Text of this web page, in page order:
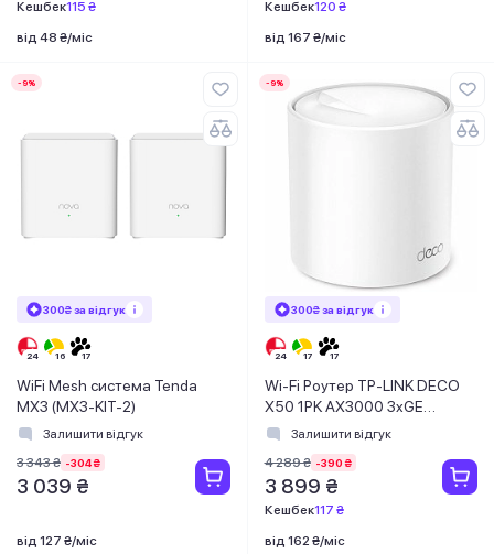
Кешбек115 ₴
від 48 ₴/міс
Кешбек120 ₴
від 167 ₴/міс
-9%
300₴ за відгук
WiFi Mesh система Tenda
MX3 (MX3-KIT-2)
Залишити відгук
3 343 ₴ -304 ₴
3 039 ₴
від 127 ₴/міс
-9%
300₴ за відгук
Wi-Fi Роутер TP-LINK DECO
X50 1PK AX3000 3xGE
LANWAN MU-MIMO OFDMA
Залишити відгук
4 289 ₴ -390 ₴
3 899 ₴
Кешбек117 ₴
від 162 ₴/міс